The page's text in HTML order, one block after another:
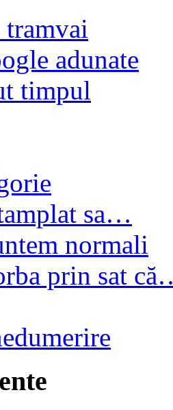
adunate
timpul
sa…
normali
prin sat